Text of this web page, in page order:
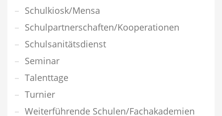
Schulkiosk/Mensa
Schulpartnerschaften/Kooperationen
Schulsanitätsdienst
Seminar
Talenttage
Turnier
Weiterführende Schulen/Fachakademien